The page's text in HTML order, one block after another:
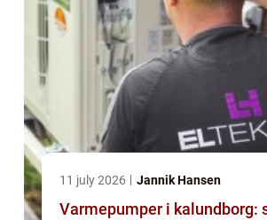
11 july 2026 Jannik Hansen
Varmepumper i kalundborg: